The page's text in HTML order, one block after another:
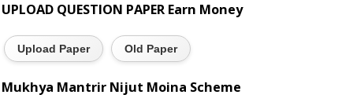
UPLOAD QUESTION PAPER Earn Money
Upload Paper Old Paper
Mukhya Mantrir Nijut Moina Scheme